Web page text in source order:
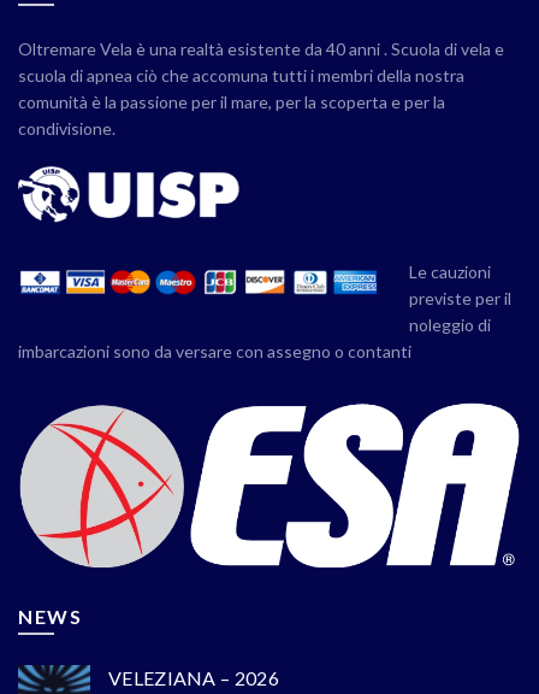
Oltremare Vela è una realtà esistente da 40 anni . Scuola di vela e
scuola di apnea ciò che accomuna tutti i membri della nostra
comunità è la passione per il mare, per la scoperta e per la
condivisione.
Le cauzioni
previste per il
noleggio di
imbarcazioni sono da versare con assegno o contanti
NEWS
VELEZIANA – 2026